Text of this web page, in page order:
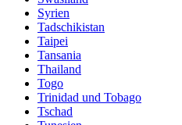
Syrien
Tadschikistan
Taipei
Tansania
Thailand
Togo
Trinidad und Tobago
Tschad